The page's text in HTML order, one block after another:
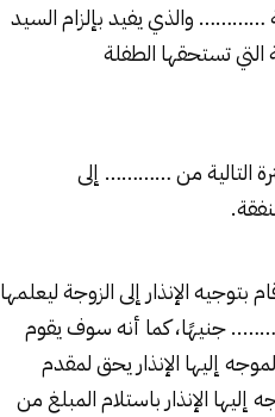
………… والذي يفيد بإلزام السيد
تستحقها الطفلة
التالية من ………… إلى
الإنذار إلى الزوجة ليعلمها
جنيهًا، كما أنه سوف يقوم
إليها الإنذار يحق لمقدم
الإنذار باستلام المبلغ من